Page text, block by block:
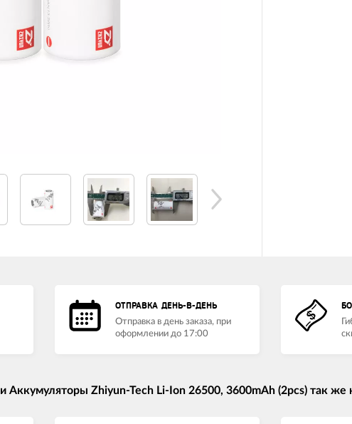
Диктофоны и рекордеры
ОТПРАВКА ДЕНЬ-В-ДЕНЬ
Отправка в день заказа, при
оформлении до 17:00
Аккумуляторы Zhiyun-Tech Li-Ion 26500, 3600mAh (2pcs) так же